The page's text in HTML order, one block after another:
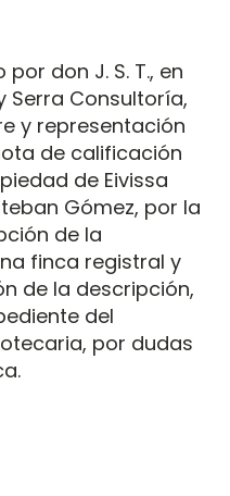
don J. S. T., en
Serra Consultoría,
y representación
de calificación
de Eivissa
Gómez, por la
de la
finca registral y
de la descripción,
del
por dudas